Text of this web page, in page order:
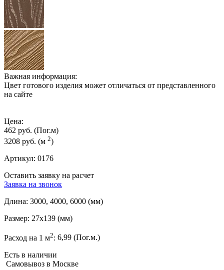
Важная информация:
Цвет готового изделия может отличаться от представленного
на сайте
Цена:
462 руб. (Пог.м)
3208 руб. (м 2)
Артикул: 0176
Оставить заявку на расчет
Заявка на звонок
Длина: 3000, 4000, 6000 (мм)
Размер: 27x139 (мм)
Расход на 1 м2: 6,99 (Пог.м.)
Есть в наличии
Самовывоз в Москве